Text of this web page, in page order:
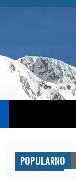
POPULARNO